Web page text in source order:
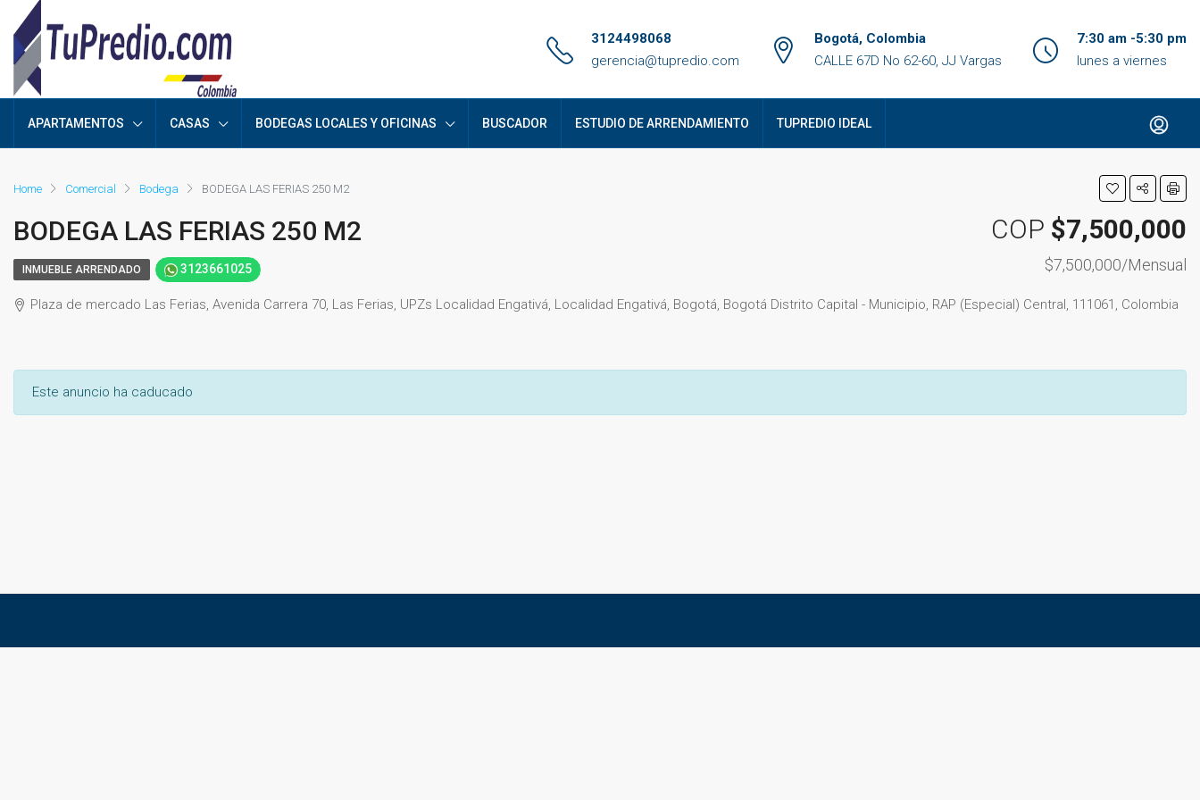
3124498068
gerencia@tupredio.com
Bogotá, Colombia
CALLE 67D No 62-60, JJ Vargas
7:30 am -5:30 pm
lunes a viernes
APARTAMENTOS CASAS BODEGAS LOCALES Y OFICINAS BUSCADOR ESTUDIO DE ARRENDAMIENTO TUPREDIO IDEAL
Home Comercial Bodega BODEGA LAS FERIAS 250 M2
BODEGA LAS FERIAS 250 M2 COP $7,500,000
$7,500,000/Mensual
INMUEBLE ARRENDADO 3123661025
Plaza de mercado Las Ferias, Avenida Carrera 70, Las Ferias, UPZs Localidad Engativá, Localidad Engativá, Bogotá, Bogotá Distrito Capital - Municipio, RAP (Especial) Central, 111061, Colombia
Este anuncio ha caducado